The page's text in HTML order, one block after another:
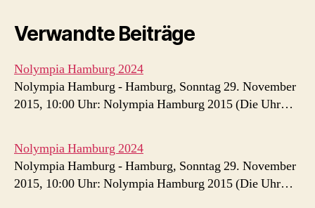
Verwandte Beiträge
Nolympia Hamburg 2024
Nolympia Hamburg - Hamburg, Sonntag 29. November
2015, 10:00 Uhr: Nolympia Hamburg 2015 (Die Uhr…
Nolympia Hamburg 2024
Nolympia Hamburg - Hamburg, Sonntag 29. November
2015, 10:00 Uhr: Nolympia Hamburg 2015 (Die Uhr…